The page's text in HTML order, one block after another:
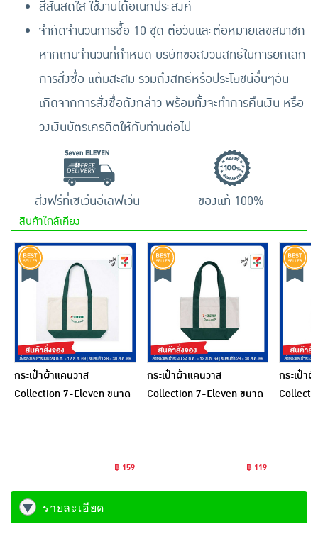
สีสันสดใส ใช้งานได้อเนกประสงค์
จำกัดจำนวนการซื้อ 10 ชุด ต่อวันและต่อหมายเลขสมาชิก
หากเกินจำนวนที่กำหนด บริษัทขอสงวนสิทธิ์ในการยกเลิก
การสั่งซื้อ แต้มสะสม รวมถึงสิทธิ์หรือประโยชน์อื่นๆอัน
เกิดจากการสั่งซื้อดังกล่าว พร้อมทั้งจะทำการคืนเงิน หรือ
วงเงินบัตรเครดิตให้กับท่านต่อไป
ส่งฟรีที่เซเว่นอีเลฟเว่น ของแท้ 100%
สินค้าใกล้เคียง
กระเป๋าผ้าแคนวาส
Collection 7-Eleven ขนาด
฿ 159
กระเป๋าผ้าแคนวาส
Collection 7-Eleven ขนาด
฿ 119
กระเป๋า
รายละเอียด